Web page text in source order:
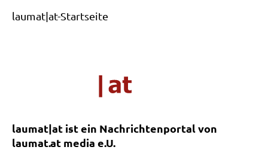
laumat|at-Startseite
laumat|at ist ein Nachrichtenportal von
laumat.at media e.U.